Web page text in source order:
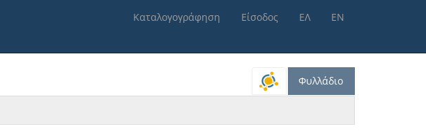
Καταλογογράφηση Είσοδος ΕΛ ΕΝ
Φυλλάδιο
Γεωρ. Σταυριανού, 1900
Π. Αφοί, 1911
Γ. Λιβαδά Κεφαλλήνος [1897-06-20]